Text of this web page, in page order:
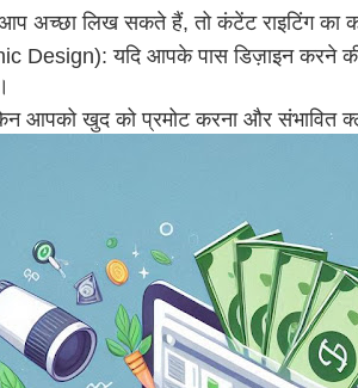
अच्छा लिख सकते हैं, तो कंटेंट राइटिंग का
Design): यदि आपके पास डिज़ाइन करने
आपको खुद को प्रमोट करना और संभावित